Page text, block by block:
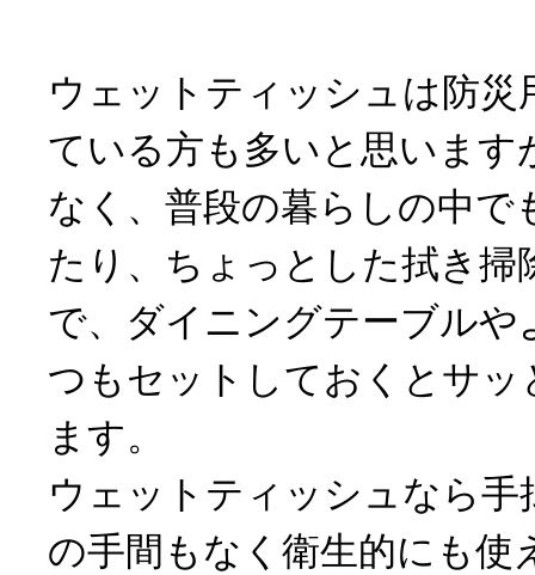
ウェットティッシュは防災
ている方も多いと思います
なく、普段の暮らしの中で
たり、ちょっとした拭き掃
で、ダイニングテーブルや
つもセットしておくとサ
ます。
ウェットティッシュなら手
の手間もなく衛生的にも使